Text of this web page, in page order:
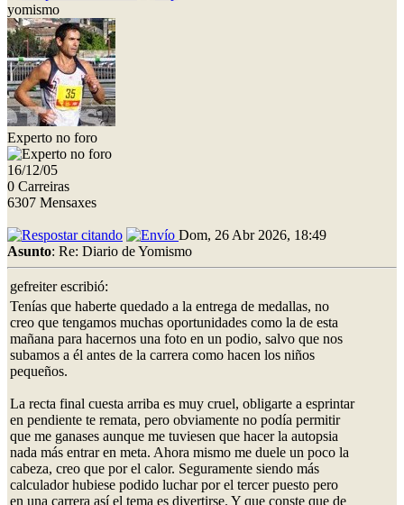
yomismo
Experto no foro
16/12/05
0 Carreiras
6307 Mensaxes
Dom, 26 Abr 2026, 18:49
Asunto: Re: Diario de Yomismo
gefreiter escribió:
Tenías que haberte quedado a la entrega de medallas, no
creo que tengamos muchas oportunidades como la de esta
mañana para hacernos una foto en un podio, salvo que nos
subamos a él antes de la carrera como hacen los niños
pequeños.
La recta final cuesta arriba es muy cruel, obligarte a esprintar
en pendiente te remata, pero obviamente no podía permitir
que me ganases aunque me tuviesen que hacer la autopsia
nada más entrar en meta. Ahora mismo me duele un poco la
cabeza, creo que por el calor. Seguramente siendo más
calculador hubiese podido luchar por el tercer puesto pero
en una carrera así el tema es divertirse. Y que conste que de